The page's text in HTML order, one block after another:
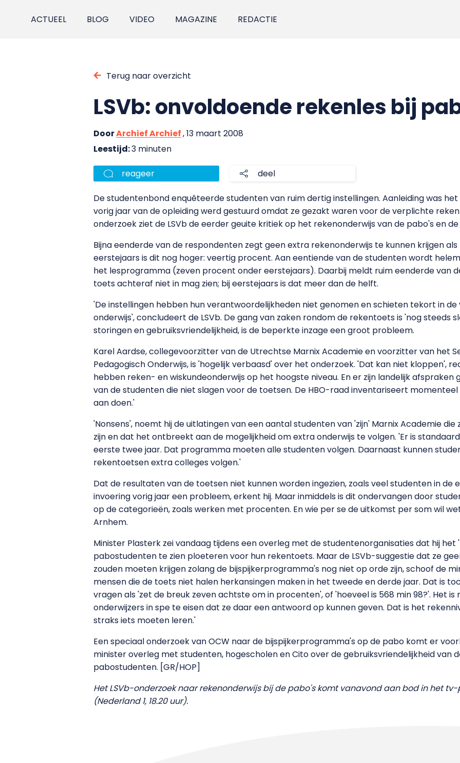
ACTUEEL BLOG VIDEO MAGAZINE REDACTIE
Terug naar overzicht
LSVb: onvoldoende rekenles bij
DoorArchief Archief, 13 maart 2008
Leestijd:3 minuten
reageer deel
De studentenbond enquêteerde studenten van ruim dertig instellingen. Aanleiding was
vorig jaar van de opleiding werd gestuurd omdat ze gezakt waren voor de verplichte
onderzoek ziet de LSVb de eerder geuite kritiek op het rekenonderwijs van de pabo's en
Bijna eenderde van de respondenten zegt geen extra rekenonderwijs te kunnen krijgen
eerstejaars is dit nog hoger: veertig procent. Aan eentiende van de studenten wordt
het lesprogramma (zeven procent onder eerstejaars). Daarbij meldt ruim eenderde van
toets achteraf niet in mag zien; bij eerstejaars is dat meer dan de helft.
'De instellingen hebben hun verantwoordelijkheden niet genomen en schieten tekort in
onderwijs', concludeert de LSVb. De gang van zaken rondom de rekentoets is 'nog steeds
storingen en gebruiksvriendelijkheid, is de beperkte inzage een groot probleem.
Karel Aardse, collegevoorzitter van de Utrechtse Marnix Academie en voorzitter van het
Pedagogisch Onderwijs, is 'hogelijk verbaasd' over het onderzoek. 'Dat kan niet kloppen',
hebben reken- en wiskundeonderwijs op het hoogste niveau. En er zijn landelijk
van de studenten die niet slagen voor de toetsen. De HBO-raad inventariseert
aan doen.'
'Nonsens', noemt hij de uitlatingen van een aantal studenten van 'zijn' Marnix Academie
zijn en dat het ontbreekt aan de mogelijkheid om extra onderwijs te volgen. 'Er is
eerste twee jaar. Dat programma moeten alle studenten volgen. Daarnaast kunnen
rekentoetsen extra colleges volgen.'
Dat de resultaten van de toetsen niet kunnen worden ingezien, zoals veel studenten in de
invoering vorig jaar een probleem, erkent hij. Maar inmiddels is dit ondervangen door
op de categorieën, zoals werken met procenten. En wie per se de uitkomst per som wil
Arnhem.
Minister Plasterk zei vandaag tijdens een overleg met de studentenorganisaties dat hij
pabostudenten te zien ploeteren voor hun rekentoets. Maar de LSVb-suggestie dat ze
zouden moeten krijgen zolang de bijspijkerprogramma's nog niet op orde zijn, schoof de
mensen die de toets niet halen herkansingen maken in het tweede en derde jaar. Dat is
vragen als 'zet de breuk zeven achtste om in procenten', of 'hoeveel is 568 min 98?'. Het is
onderwijzers in spe te eisen dat ze daar een antwoord op kunnen geven. Dat is het
straks iets moeten leren.'
Een speciaal onderzoek van OCW naar de bijspijkerprogramma's op de pabo komt er
minister overleg met studenten, hogescholen en Cito over de gebruiksvriendelijkheid van
pabostudenten. [GR/HOP]
Het LSVb-onderzoek naar rekenonderwijs bij de pabo's komt vanavond aan bod in het
(Nederland 1, 18.20 uur).